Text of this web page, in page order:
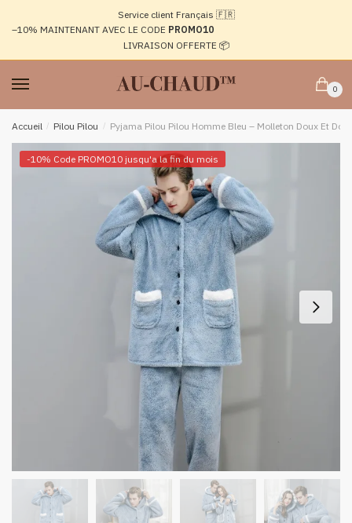
navigation
Service client Français 🇫🇷
–10% MAINTENANT AVEC LE CODE PROMO10
LIVRAISON OFFERTE 📦
0
Accueil / Pilou Pilou / Pyjama Pilou Pilou Homme Bleu – Molleton Doux Et
-10% Code PROMO10 jusqu'a la fin du mois